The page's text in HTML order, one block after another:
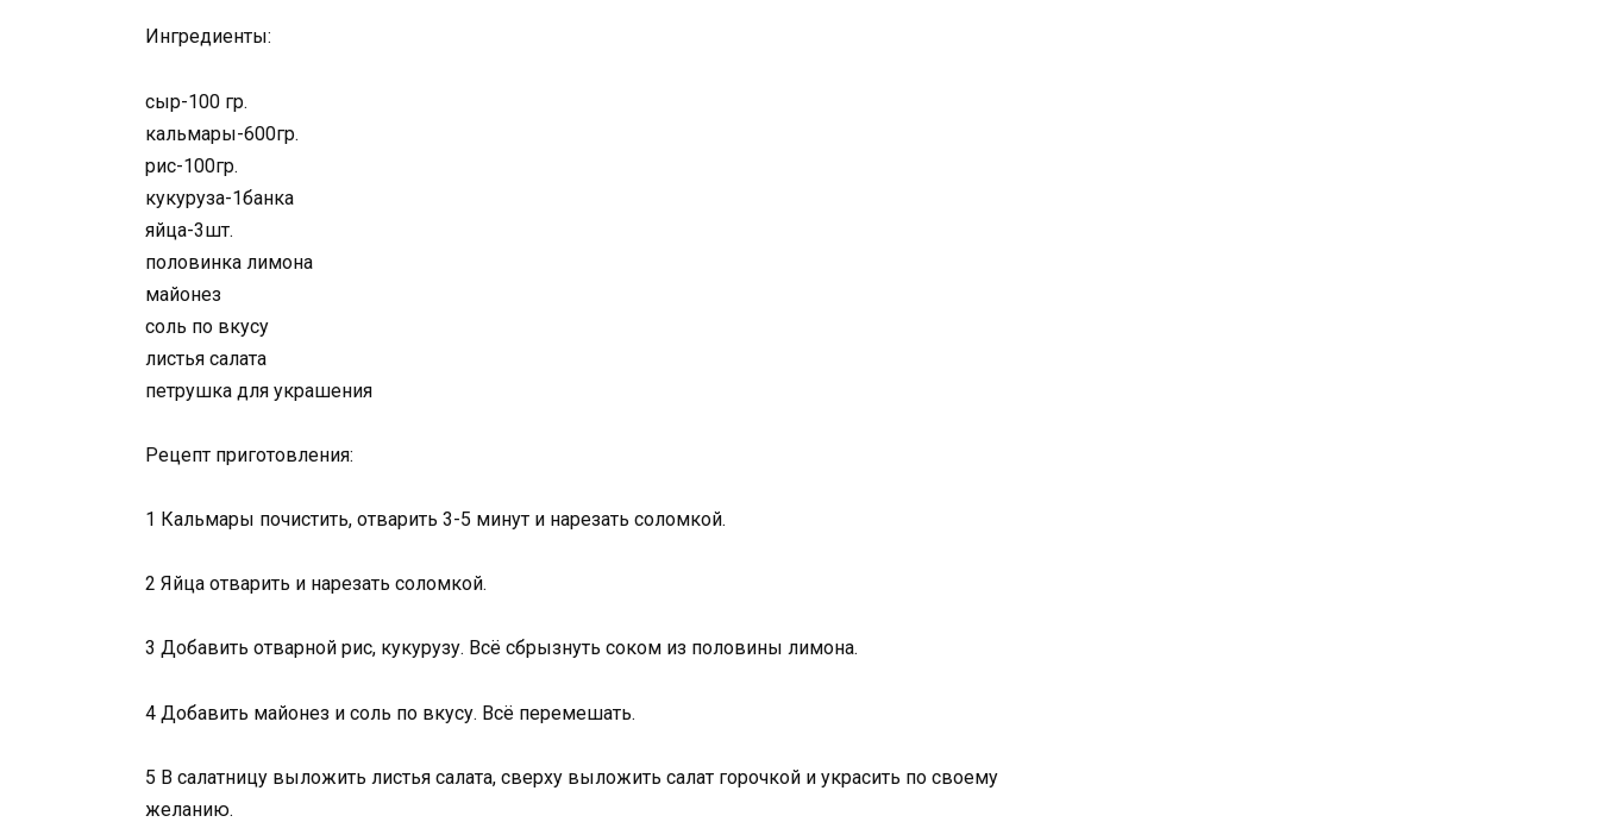
Ингредиенты:
сыр-100 гр.
кальмары-600гр.
рис-100гр.
кукуруза-1банка
яйца-3шт.
половинка лимона
майонез
соль по вкусу
листья салата
петрушка для украшения
Рецепт приготовления:
1 Кальмары почистить, отварить 3-5 минут и нарезать соломкой.
2 Яйца отварить и нарезать соломкой.
3 Добавить отварной рис, кукурузу. Всё сбрызнуть соком из половины лимона.
4 Добавить майонез и соль по вкусу. Всё перемешать.
5 В салатницу выложить листья салата, сверху выложить салат горочкой и украсить по своему
желанию.